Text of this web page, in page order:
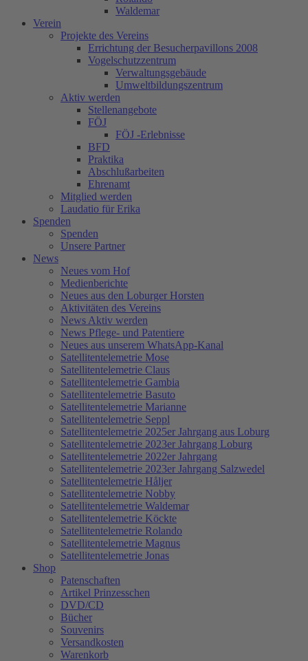
Waldemar
Verein
Projekte des Vereins
Errichtung der Besucherpavillons 2008
Vogelschutzzentrum
Verwaltungsgebäude
Umweltbildungszentrum
Aktiv werden
Stellenangebote
FÖJ
FÖJ -Erlebnisse
BFD
Praktika
Abschlußarbeiten
Ehrenamt
Mitglied werden
Laudatio für Erika
Spenden
Spenden
Unsere Partner
News
Neues vom Hof
Medienberichte
Neues aus den Loburger Horsten
Aktivitäten des Vereins
News Aktiv werden
News Pflege- und Patentiere
Neues aus unserem WhatsApp-Kanal
Satellitentelemetrie Mose
Satellitentelemetrie Claus
Satellitentelemetrie Gambia
Satellitentelemetrie Basuto
Satellitentelemetrie Marianne
Satellitentelemetrie Seppl
Satellitentelemetrie 2025er Jahrgang aus Loburg
Satellitentelemetrie 2023er Jahrgang Loburg
Satellitentelemetrie 2022er Jahrgang
Satellitentelemetrie 2023er Jahrgang Salzwedel
Satellitentelemetrie Håljer
Satellitentelemetrie Nobby
Satellitentelemetrie Waldemar
Satellitentelemetrie Köckte
Satellitentelemetrie Rolando
Satellitentelemetrie Magnus
Satellitentelemetrie Jonas
Shop
Patenschaften
Artikel Prinzesschen
DVD/CD
Bücher
Souvenirs
Versandkosten
Warenkorb